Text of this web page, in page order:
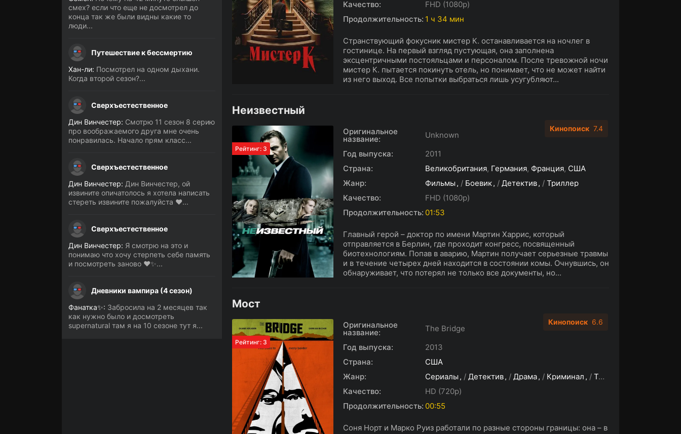
Качество:
FHD (1080p)
Продолжительность: 1 ч 34 мин
Странствующий фокусник мистер К. останавливается на ночлег в
гостинице. На первый взгляд пустующая, она заполнена
эксцентричными постояльцами и персоналом. После тревожной ночи
мистер К. пытается покинуть отель, но понимает, что не может найти
из него выход. Все попытки выбраться лишь усугубляют...
Неизвестный
Рейтинг: 3
Оригинальное
название:
Unknown
Год выпуска:
2011
Страна:
Великобритания, Германия, Франция, США
Жанр:
Фильмы / Боевик / Детектив / Триллер
Качество:
FHD (1080p)
Продолжительность: 01:53
Главный герой – доктор по имени Мартин Харрис, который
отправляется в Берлин, где проходит конгресс, посвященный
биотехнологиям. Попав в аварию, Мартин получает серьезные травмы
и в течение четырех дней находится в состоянии комы. Очнувшись, он
обнаруживает, что потерял не только все документы, но...
Кинопоиск 7.4
Мост
Рейтинг: 3
Оригинальное
название:
The Bridge
Год выпуска:
2013
Страна:
США
Жанр:
Сериалы / Детектив / Драма / Криминал / Триллер
Качество:
HD (720p)
Продолжительность: 00:55
Соня Норт и Марко Руиз работали по разные стороны границы: она – в
Кинопоиск 6.6
смех? если что еще не досмотрел до
конца так же были видны какие то
люди...
Путешествие к бессмертию
Хан-ли: Посмотрел на одном дыхани.
Когда второй сезон?...
Сверхъестественное
Дин Винчестер: Смотрю 11 сезон 8 серию
про воображаемого друга мне очень
понравилась. Начало прям класс...
Сверхъестественное
Дин Винчестер: Дин Винчестер, ой
извините опичатолось я хотела написать
стереть извините пожалуйста ❤️...
Сверхъестественное
Дин Винчестер: Я смотрю на это и
понимаю что хочу стерпеть себе память
и посмотреть заново ❤️✨...
Дневники вампира (4 сезон)
Фанатка✨: Забросила на 2 месяцев так
как нужно было и досмотреть
supernatural там я на 10 сезоне тут я...